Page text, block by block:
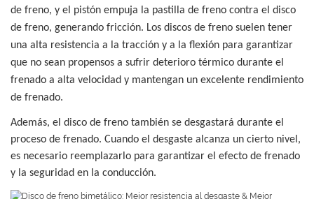
de freno, y el pistón empuja la pastilla de freno contra el disco
de freno, generando fricción. Los discos de freno suelen tener
una alta resistencia a la tracción y a la flexión para garantizar
que no sean propensos a sufrir deterioro térmico durante el
frenado a alta velocidad y mantengan un excelente rendimiento
de frenado.
Además, el disco de freno también se desgastará durante el
proceso de frenado. Cuando el desgaste alcanza un cierto nivel,
es necesario reemplazarlo para garantizar el efecto de frenado
y la seguridad en la conducción.